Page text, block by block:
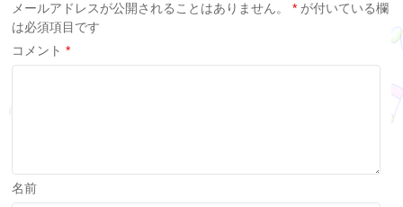
メールアドレスが公開されることはありません。 * が付いている欄
は必須項目です
コメント*
名前